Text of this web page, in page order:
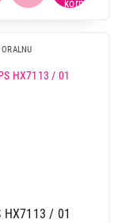
HX7113 / 01